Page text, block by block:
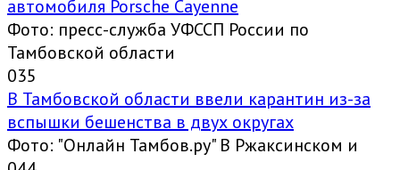
автомобиля Porsche Cayenne
Фото: пресс-служба УФССП России по
Тамбовской области
035
В Тамбовской области ввели карантин из-за
вспышки бешенства в двух округах
Фото: "Онлайн Тамбов.ру" В Ржаксинском и